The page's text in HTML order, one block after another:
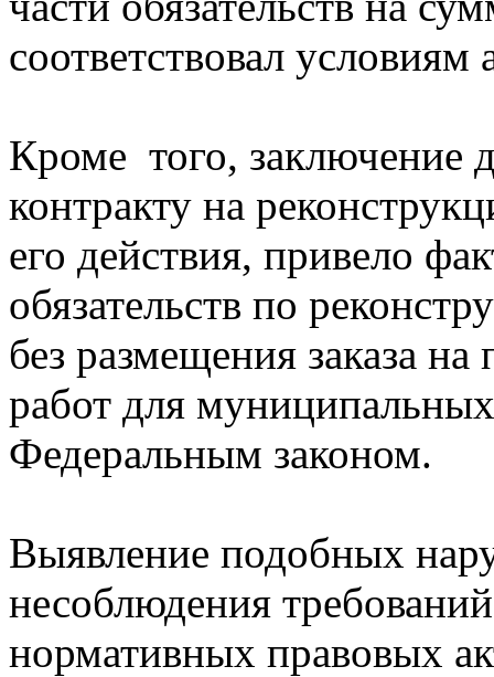
соответствовал
Кроме того, заключение
контракту на
его действия, привело
обязательств по
без размещения заказа
работ для
Федеральным законом.
Выявление подобных
несоблюдения
нормативных правовых